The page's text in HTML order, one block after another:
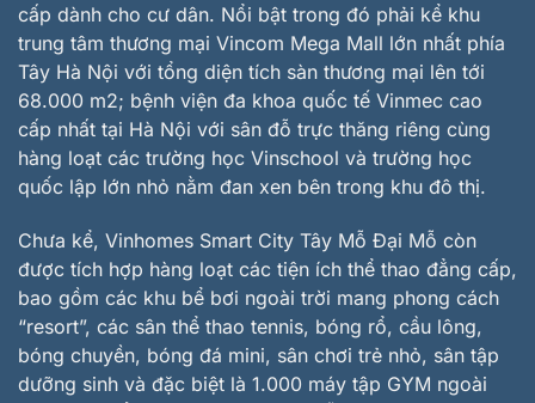
cấp dành cho cư dân. Nổi bật trong đó phải kể khu
trung tâm thương mại Vincom Mega Mall lớn nhất phía
Tây Hà Nội với tổng diện tích sàn thương mại lên tới
68.000 m2; bệnh viện đa khoa quốc tế Vinmec cao
cấp nhất tại Hà Nội với sân đỗ trực thăng riêng cùng
hàng loạt các trường học Vinschool và trường học
quốc lập lớn nhỏ nằm đan xen bên trong khu đô thị.
Chưa kể, Vinhomes Smart City Tây Mỗ Đại Mỗ còn
được tích hợp hàng loạt các tiện ích thể thao đẳng cấp,
bao gồm các khu bể bơi ngoài trời mang phong cách
“resort”, các sân thể thao tennis, bóng rổ, cầu lông,
bóng chuyền, bóng đá mini, sân chơi trẻ nhỏ, sân tập
dưỡng sinh và đặc biệt là 1.000 máy tập GYM ngoài